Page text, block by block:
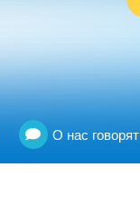
О нас говорят